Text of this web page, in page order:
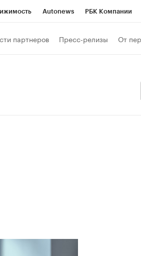
Autonews РБК Компании
партнеров Пресс-релизы От